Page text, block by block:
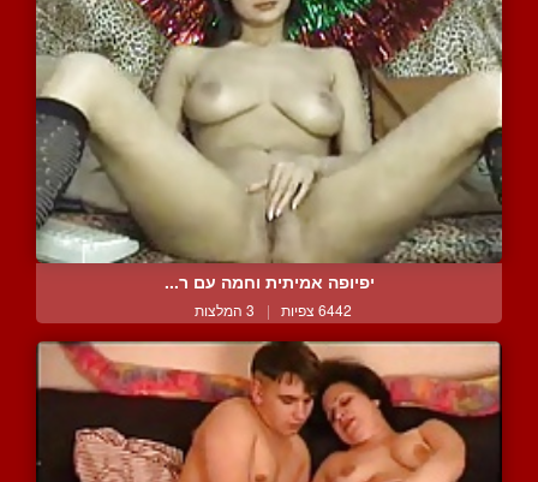
יפיופה אמיתית וחמה עם ר...
6442 צפיות | 3 המלצות